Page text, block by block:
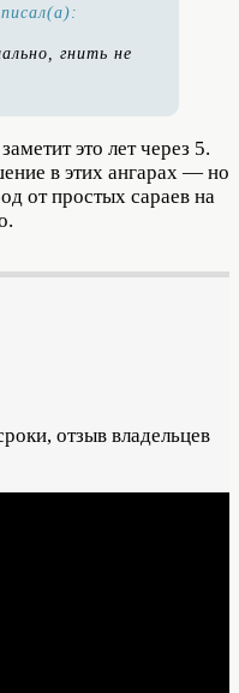
гнить не
это лет через 5.
в этих ангарах — но
от простых сараев на
отзыв владельцев